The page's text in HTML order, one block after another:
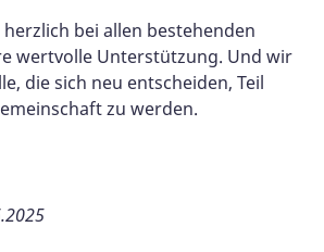
bei allen bestehenden
wertvolle Unterstützung. Und wir
die sich neu entscheiden, Teil
zu werden.